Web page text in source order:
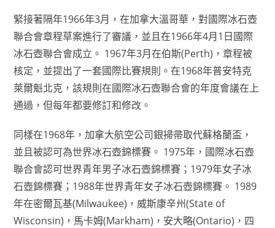
緊接著隔年1966年3月，在加拿大溫哥華，對國際冰石壺
聯合會章程草案進行了審議，並且在1966年4月1日國際
冰石壺聯合會成立。 1967年3月在伯斯(Perth)，章程被
核定，並提出了一套國際比賽規則。在1968年普安特克
萊爾魁北克，該規則在國際冰石壺聯合會的年度會議在上
通過，但每年都要修訂和修改。
同樣在1968年，加拿大航空公司銀掃帚取代蘇格蘭盃，
並且被認可為世界冰石壺錦標賽。 1975年，國際冰石壺
聯合會認可世界青年男子冰石壺錦標賽；1979年女子冰
石壺錦標賽；1988年世界青年女子冰石壺錦標賽。 1989
年在密爾瓦基(Milwaukee)，威斯康辛州(State of
Wisconsin)，馬卡姆(Markham)，安大略(Ontario)，四